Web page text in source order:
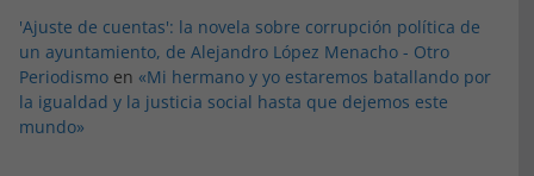
'Ajuste de cuentas': la novela sobre corrupción política de
un ayuntamiento, de Alejandro López Menacho - Otro
Periodismo en «Mi hermano y yo estaremos batallando por
la igualdad y la justicia social hasta que dejemos este
mundo»